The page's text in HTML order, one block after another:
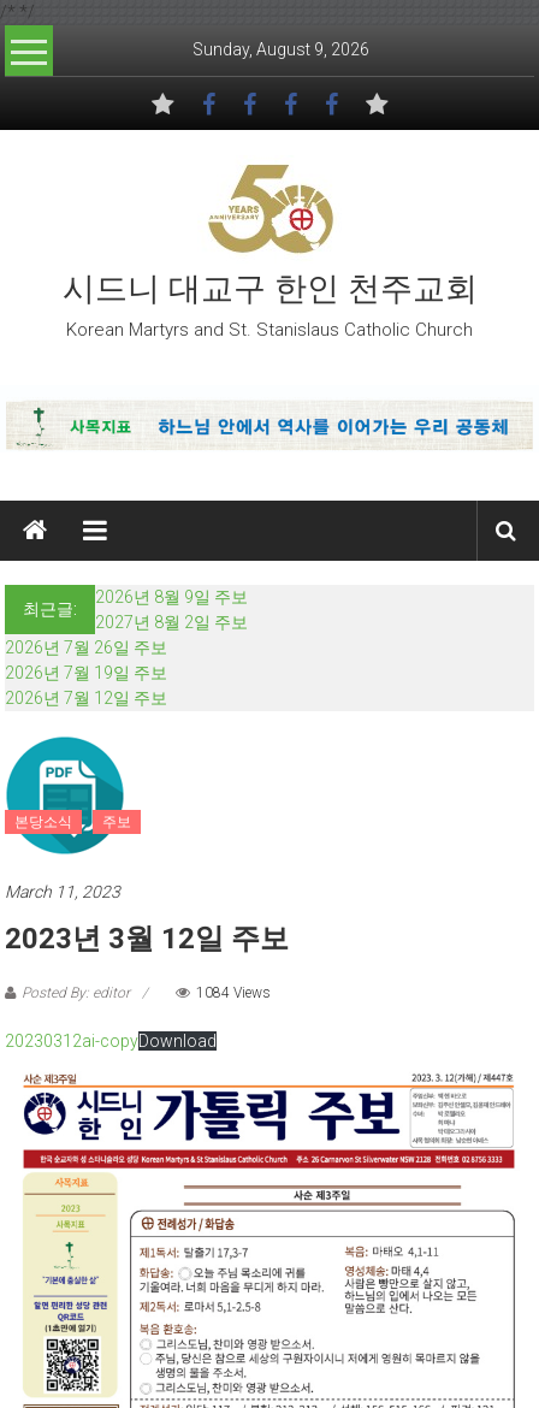
/* */
Skip to content
Sunday, August 9, 2026
시드니 대교구 한인 천주교회
Korean Martyrs and St. Stanislaus Catholic Church
최근글:
2026년 8월 9일 주보
2027년 8월 2일 주보
2026년 7월 26일 주보
2026년 7월 19일 주보
2026년 7월 12일 주보
본당소식 주보
March 11, 2023
2023년 3월 12일 주보
Posted By: editor 1084 Views
20230312ai-copyDownload